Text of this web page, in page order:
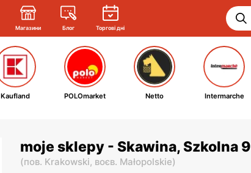
Магазини Блог Торгові дні
Kaufland POLOmarket Netto Intermarche
moje sklepy - Skawina, Szkolna 9
(пов. Krakowski, воєв. Małopolskie)